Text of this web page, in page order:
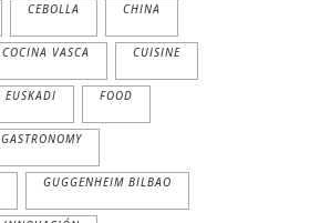
CEBOLLA CHINA
COCINA VASCA CUISINE
EUSKADI FOOD
GASTRONOMY
GUGGENHEIM BILBAO